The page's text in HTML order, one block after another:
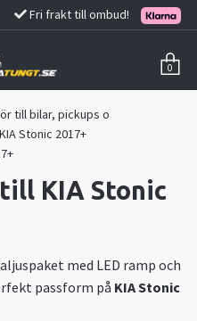
Fri frakt till ombud!
0
till bilar, pickups o
Stonic 2017+
KIA Stonic
med LED ramp och
passform på KIA Stonic